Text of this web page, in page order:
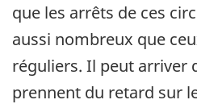
que les arrêts de ces
aussi nombreux que
réguliers. Il peut arriver
prennent du retard sur